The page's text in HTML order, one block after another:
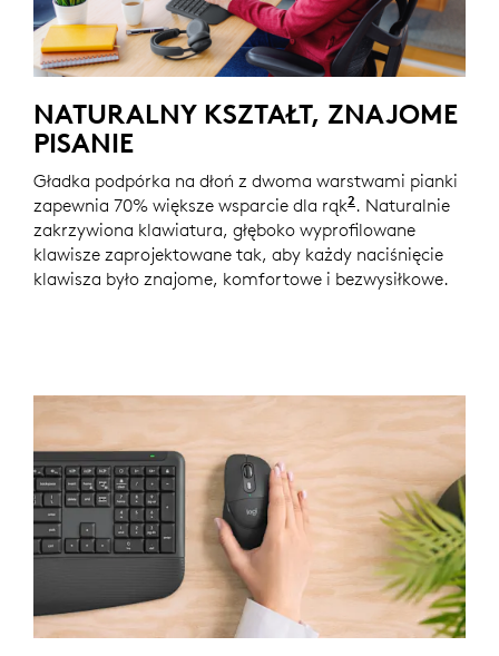
NATURALNY KSZTAŁT, ZNAJOME
PISANIE
Gładka podpórka na dłoń z dwoma warstwami pianki
zapewnia 70% większe wsparcie dla rąk2 Na podstawie
. Naturalnie
zakrzywiona klawiatura, głęboko wyprofilowane
klawisze zaprojektowane tak, aby każdy naciśnięcie
klawisza było znajome, komfortowe i bezwysiłkowe.